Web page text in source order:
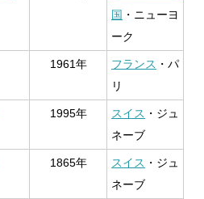
国 ・ニューヨ
ーク
1961年 フランス ・パ
リ
1995年 スイス ・ジュ
ネーブ
1865年 スイス ・ジュ
ネーブ